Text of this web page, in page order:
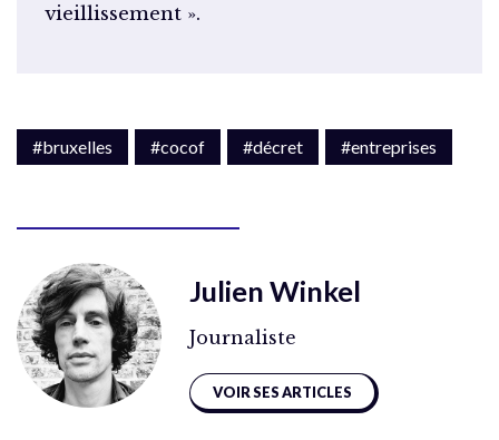
vieillissement ».
#bruxelles #cocof #décret #entreprises
Julien Winkel
Journaliste
VOIR SES ARTICLES